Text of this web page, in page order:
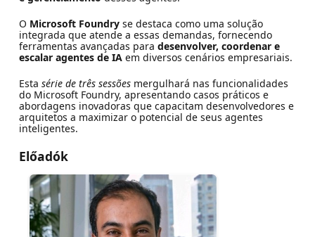
O Microsoft Foundryse destaca como uma solução
integrada que atende a essas demandas, fornecendo
ferramentas avançadas para desenvolver, coordenar e
escalar agentes de IAem diversos cenários empresariais.
Esta série de três sessõesmergulhará nas funcionalidades
do Microsoft Foundry, apresentando casos práticos e
abordagens inovadoras que capacitam desenvolvedores e
arquitetos a maximizar o potencial de seus agentes
inteligentes.
Előadók